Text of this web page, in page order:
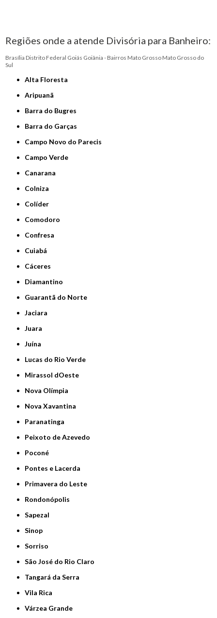
Regiões onde a atende Divisória para Banheiro:
Brasília Distrito Federal Goiás Goiânia - Bairros Mato Grosso Mato Grosso do
Sul
Alta Floresta
Aripuanã
Barra do Bugres
Barra do Garças
Campo Novo do Parecis
Campo Verde
Canarana
Colniza
Colíder
Comodoro
Confresa
Cuiabá
Cáceres
Diamantino
Guarantã do Norte
Jaciara
Juara
Juína
Lucas do Rio Verde
Mirassol dOeste
Nova Olímpia
Nova Xavantina
Paranatinga
Peixoto de Azevedo
Poconé
Pontes e Lacerda
Primavera do Leste
Rondonópolis
Sapezal
Sinop
Sorriso
São José do Rio Claro
Tangará da Serra
Vila Rica
Várzea Grande